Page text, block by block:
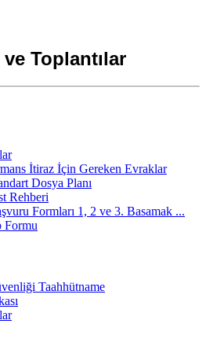
Toplantılar
İtiraz İçin Gereken Evraklar
Dosya Planı
Rehberi
Formları 1, 2 ve 3. Basamak ...
Formu
Taahhütname